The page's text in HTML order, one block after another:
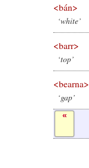
<bán>
‘white’
<barr>
‘top’
<bearna>
‘gap’
«